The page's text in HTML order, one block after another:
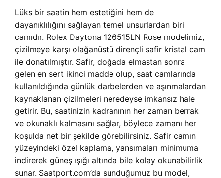
Lüks bir saatin hem estetiğini hem de
dayanıklılığını sağlayan temel unsurlardan biri
camıdır. Rolex Daytona 126515LN Rose modelimiz,
çizilmeye karşı olağanüstü dirençli safir kristal cam
ile donatılmıştır. Safir, doğada elmastan sonra
gelen en sert ikinci madde olup, saat camlarında
kullanıldığında günlük darbelerden ve aşınmalardan
kaynaklanan çizilmeleri neredeyse imkansız hale
getirir. Bu, saatinizin kadranının her zaman berrak
ve okunaklı kalmasını sağlar, böylece zamanı her
koşulda net bir şekilde görebilirsiniz. Safir camın
yüzeyindeki özel kaplama, yansımaları minimuma
indirerek güneş ışığı altında bile kolay okunabilirlik
sunar. Saatport.com’da sunduğumuz bu model,